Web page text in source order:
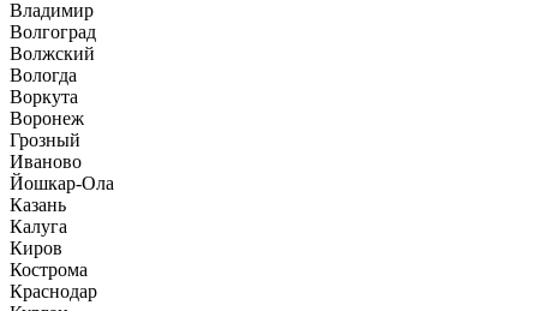
Владимир
Волгоград
Волжский
Вологда
Воркута
Воронеж
Грозный
Иваново
Йошкар-Ола
Казань
Калуга
Киров
Кострома
Краснодар